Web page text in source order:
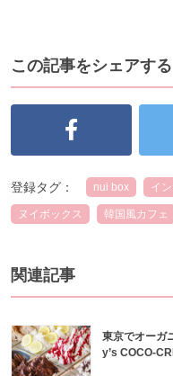
この記事をシェアする
登録タグ： nui box イ
ヌイボックス 韓国風カフェ
関連記事
東京でオーガ
y’s COCO-